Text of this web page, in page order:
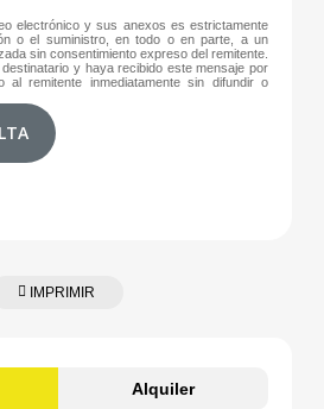
electrónico y sus anexos es estrictamente
o el suministro, en todo o en parte, a un
sin consentimiento expreso del remitente.
y haya recibido este mensaje por
al remitente inmediatamente sin difundir o
IMPRIMIR
Alquiler